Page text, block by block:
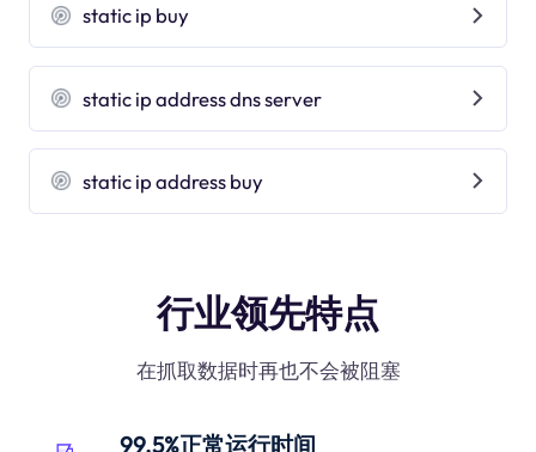
static ip buy
static ip address dns server
static ip address buy
行业领先特点
在抓取数据时再也不会被阻塞
99.5%正常运行时间